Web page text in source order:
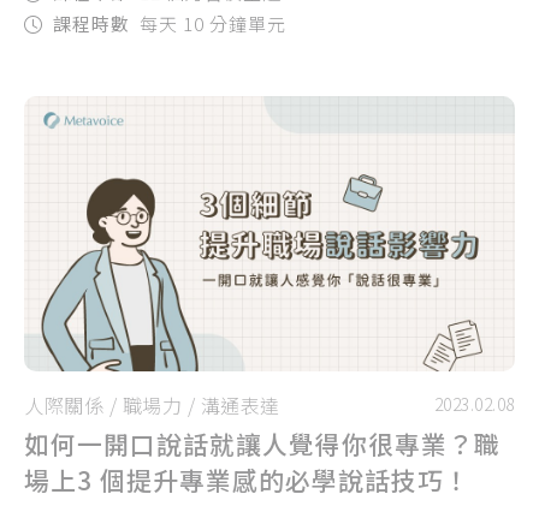
課程時數 每天 10 分鐘單元
人際關係 / 職場力 / 溝通表達 2023.02.08
如何一開口說話就讓人覺得你很專業？職
場上3 個提升專業感的必學說話技巧！